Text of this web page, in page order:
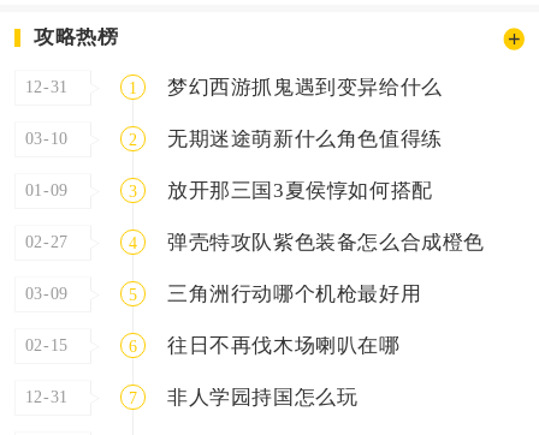
攻略热榜
12-31 1 梦幻西游抓鬼遇到变异给什么
03-10 2 无期迷途萌新什么角色值得练
01-09 3 放开那三国3夏侯惇如何搭配
02-27 4 弹壳特攻队紫色装备怎么合成橙色
03-09 5 三角洲行动哪个机枪最好用
02-15 6 往日不再伐木场喇叭在哪
12-31 7 非人学园持国怎么玩